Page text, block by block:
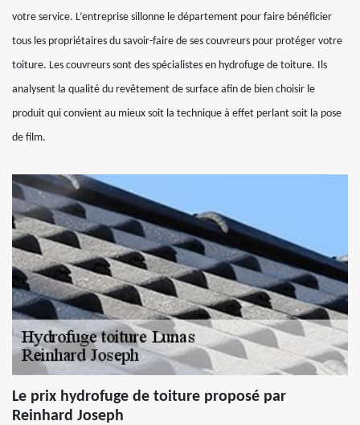
votre service. L’entreprise sillonne le département pour faire bénéficier
tous les propriétaires du savoir-faire de ses couvreurs pour protéger votre
toiture. Les couvreurs sont des spécialistes en hydrofuge de toiture. Ils
analysent la qualité du revêtement de surface afin de bien choisir le
produit qui convient au mieux soit la technique à effet perlant soit la pose
de film.
Le prix hydrofuge de toiture proposé par
Reinhard Joseph